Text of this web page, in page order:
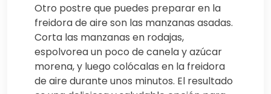
Otro postre que puedes preparar en la
freidora de aire son las manzanas asadas.
Corta las manzanas en rodajas,
espolvorea un poco de canela y azúcar
morena, y luego colócalas en la freidora
de aire durante unos minutos. El resultado